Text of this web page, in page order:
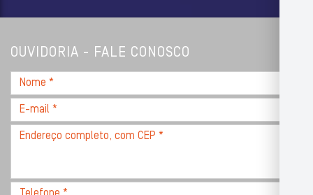
OUVIDORIA - FALE CONOSCO
Nome
*
E-
mail
Endereço
CEP
Telefone